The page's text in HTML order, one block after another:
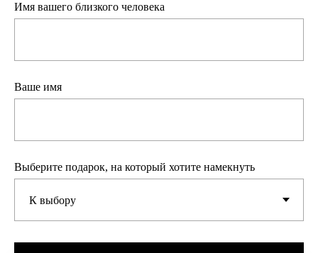
Имя вашего близкого человека
Ваше имя
Выберите подарок, на который хотите намекнуть